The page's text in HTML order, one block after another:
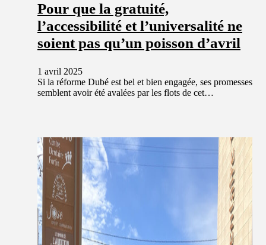
Pour que la gratuité,
l’accessibilité et l’universalité ne
soient pas qu’un poisson d’avril
1 avril 2025
Si la réforme Dubé est bel et bien engagée, ses promesses
semblent avoir été avalées par les flots de cet…